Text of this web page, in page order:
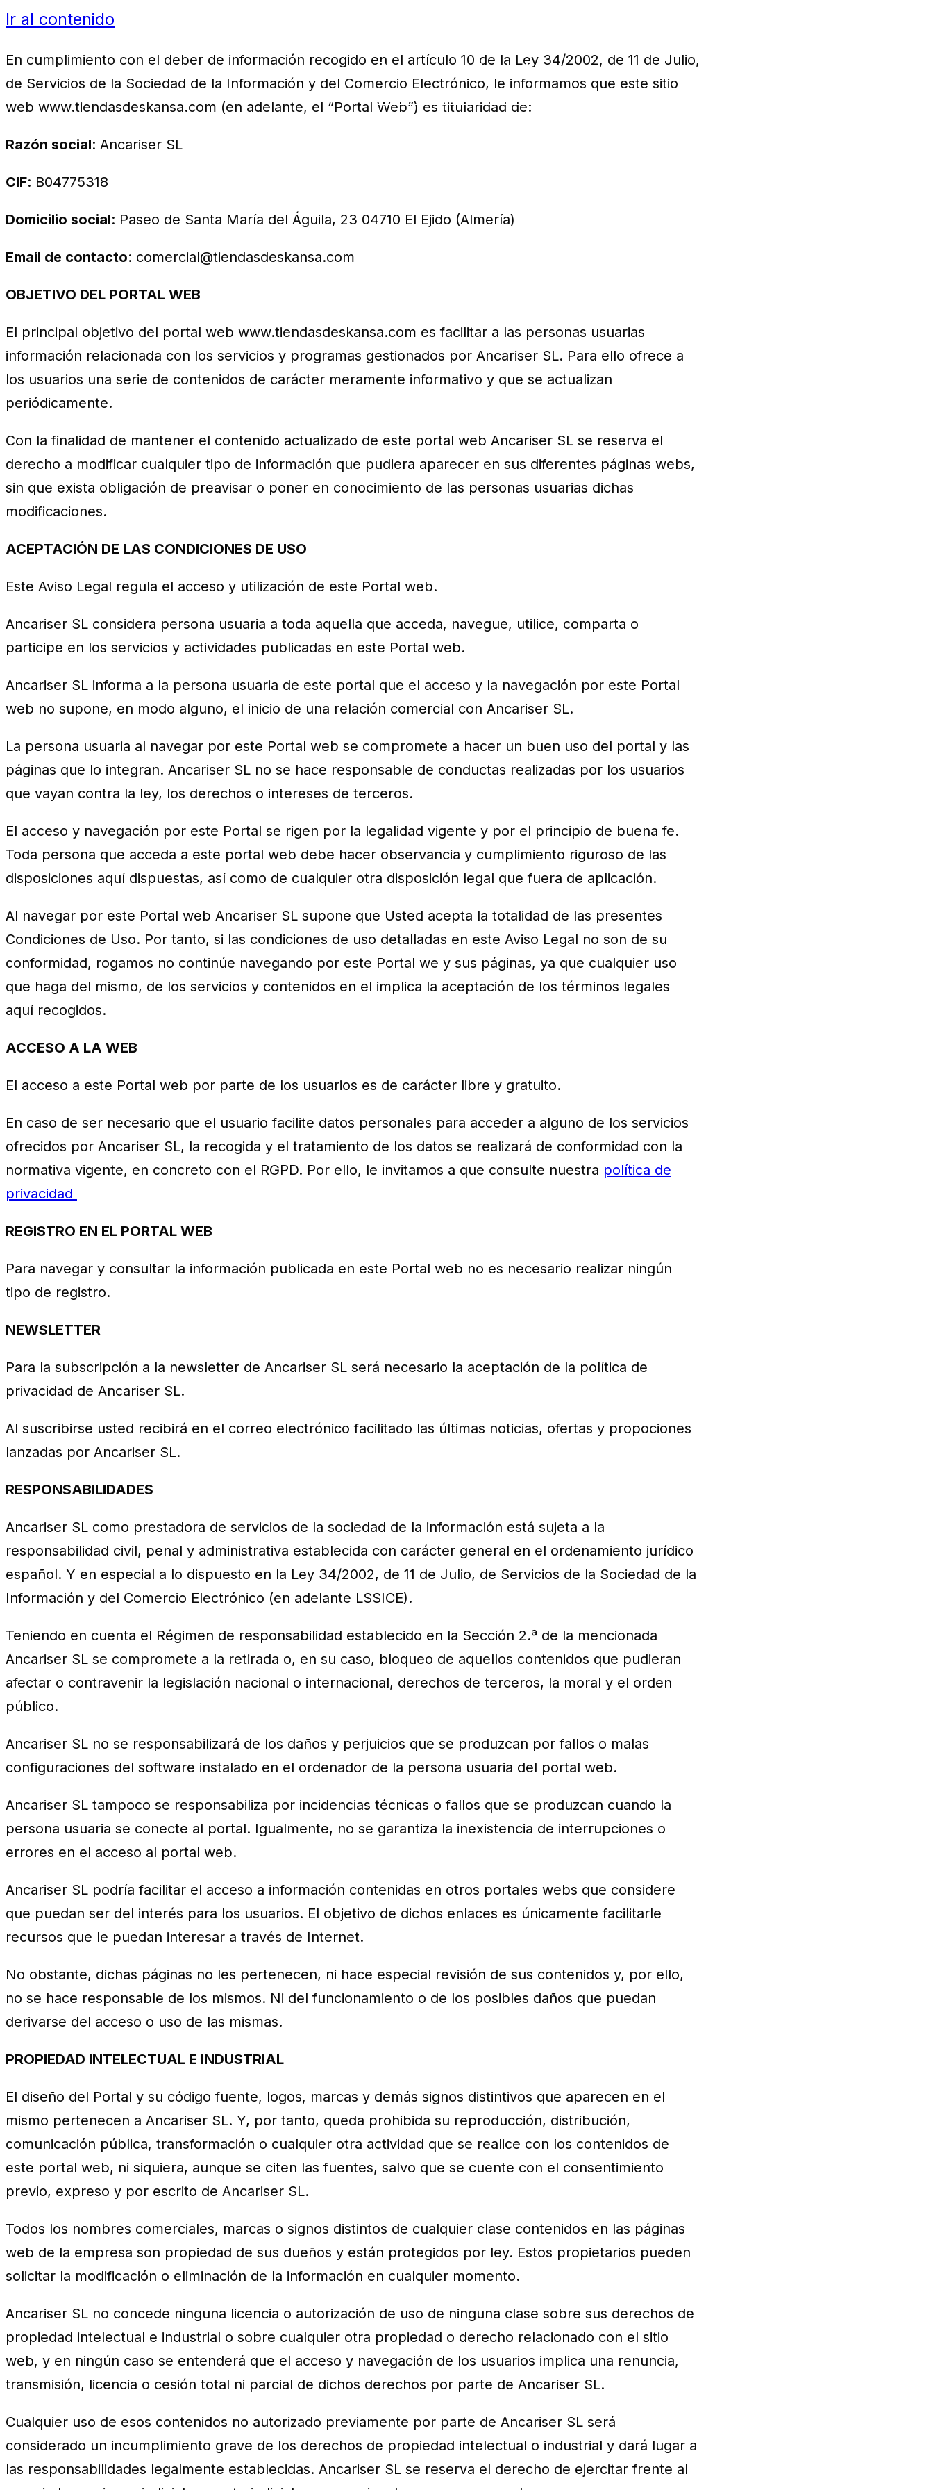
Ir al contenido
En cumplimiento con el deber de información recogido en el artículo 10 de la Ley 34/2002, de 11 de Julio,
de Servicios de la Sociedad de la Información y del Comercio Electrónico, le informamos que este sitio
web www.tiendasdeskansa.com (en adelante, el “Portal Web”) es titularidad de:
Razón social: Ancariser SL
CIF: B04775318
Domicilio social: Paseo de Santa María del Águila, 23 04710 El Ejido (Almería)
Email de contacto: comercial@tiendasdeskansa.com
OBJETIVO DEL PORTAL WEB
El principal objetivo del portal web www.tiendasdeskansa.com es facilitar a las personas usuarias
información relacionada con los servicios y programas gestionados por Ancariser SL. Para ello ofrece a
los usuarios una serie de contenidos de carácter meramente informativo y que se actualizan
periódicamente.
Con la finalidad de mantener el contenido actualizado de este portal web Ancariser SL se reserva el
derecho a modificar cualquier tipo de información que pudiera aparecer en sus diferentes páginas webs,
sin que exista obligación de preavisar o poner en conocimiento de las personas usuarias dichas
modificaciones.
ACEPTACIÓN DE LAS CONDICIONES DE USO
Este Aviso Legal regula el acceso y utilización de este Portal web.
Ancariser SL considera persona usuaria a toda aquella que acceda, navegue, utilice, comparta o
participe en los servicios y actividades publicadas en este Portal web.
Ancariser SL informa a la persona usuaria de este portal que el acceso y la navegación por este Portal
web no supone, en modo alguno, el inicio de una relación comercial con Ancariser SL.
La persona usuaria al navegar por este Portal web se compromete a hacer un buen uso del portal y las
páginas que lo integran. Ancariser SL no se hace responsable de conductas realizadas por los usuarios
que vayan contra la ley, los derechos o intereses de terceros.
El acceso y navegación por este Portal se rigen por la legalidad vigente y por el principio de buena fe.
Toda persona que acceda a este portal web debe hacer observancia y cumplimiento riguroso de las
disposiciones aquí dispuestas, así como de cualquier otra disposición legal que fuera de aplicación.
Al navegar por este Portal web Ancariser SL supone que Usted acepta la totalidad de las presentes
Condiciones de Uso. Por tanto, si las condiciones de uso detalladas en este Aviso Legal no son de su
conformidad, rogamos no continúe navegando por este Portal we y sus páginas, ya que cualquier uso
que haga del mismo, de los servicios y contenidos en el implica la aceptación de los términos legales
aquí recogidos.
ACCESO A LA WEB
El acceso a este Portal web por parte de los usuarios es de carácter libre y gratuito.
En caso de ser necesario que el usuario facilite datos personales para acceder a alguno de los servicios
ofrecidos por Ancariser SL, la recogida y el tratamiento de los datos se realizará de conformidad con la
normativa vigente, en concreto con el RGPD. Por ello, le invitamos a que consulte nuestra política de
privacidad
REGISTRO EN EL PORTAL WEB
Para navegar y consultar la información publicada en este Portal web no es necesario realizar ningún
tipo de registro.
NEWSLETTER
Para la subscripción a la newsletter de Ancariser SL será necesario la aceptación de la política de
privacidad de Ancariser SL.
Al suscribirse usted recibirá en el correo electrónico facilitado las últimas noticias, ofertas y propociones
lanzadas por Ancariser SL.
RESPONSABILIDADES
Ancariser SL como prestadora de servicios de la sociedad de la información está sujeta a la
responsabilidad civil, penal y administrativa establecida con carácter general en el ordenamiento jurídico
español. Y en especial a lo dispuesto en la Ley 34/2002, de 11 de Julio, de Servicios de la Sociedad de la
Información y del Comercio Electrónico (en adelante LSSICE).
Teniendo en cuenta el Régimen de responsabilidad establecido en la Sección 2.ª de la mencionada
Ancariser SL se compromete a la retirada o, en su caso, bloqueo de aquellos contenidos que pudieran
afectar o contravenir la legislación nacional o internacional, derechos de terceros, la moral y el orden
público.
Ancariser SL no se responsabilizará de los daños y perjuicios que se produzcan por fallos o malas
configuraciones del software instalado en el ordenador de la persona usuaria del portal web.
Ancariser SL tampoco se responsabiliza por incidencias técnicas o fallos que se produzcan cuando la
persona usuaria se conecte al portal. Igualmente, no se garantiza la inexistencia de interrupciones o
errores en el acceso al portal web.
Ancariser SL podría facilitar el acceso a información contenidas en otros portales webs que considere
que puedan ser del interés para los usuarios. El objetivo de dichos enlaces es únicamente facilitarle
recursos que le puedan interesar a través de Internet.
No obstante, dichas páginas no les pertenecen, ni hace especial revisión de sus contenidos y, por ello,
no se hace responsable de los mismos. Ni del funcionamiento o de los posibles daños que puedan
derivarse del acceso o uso de las mismas.
PROPIEDAD INTELECTUAL E INDUSTRIAL
El diseño del Portal y su código fuente, logos, marcas y demás signos distintivos que aparecen en el
mismo pertenecen a Ancariser SL. Y, por tanto, queda prohibida su reproducción, distribución,
comunicación pública, transformación o cualquier otra actividad que se realice con los contenidos de
este portal web, ni siquiera, aunque se citen las fuentes, salvo que se cuente con el consentimiento
previo, expreso y por escrito de Ancariser SL.
Todos los nombres comerciales, marcas o signos distintos de cualquier clase contenidos en las páginas
web de la empresa son propiedad de sus dueños y están protegidos por ley. Estos propietarios pueden
solicitar la modificación o eliminación de la información en cualquier momento.
Ancariser SL no concede ninguna licencia o autorización de uso de ninguna clase sobre sus derechos de
propiedad intelectual e industrial o sobre cualquier otra propiedad o derecho relacionado con el sitio
web, y en ningún caso se entenderá que el acceso y navegación de los usuarios implica una renuncia,
transmisión, licencia o cesión total ni parcial de dichos derechos por parte de Ancariser SL.
Cualquier uso de esos contenidos no autorizado previamente por parte de Ancariser SL será
considerado un incumplimiento grave de los derechos de propiedad intelectual o industrial y dará lugar a
las responsabilidades legalmente establecidas. Ancariser SL se reserva el derecho de ejercitar frente al